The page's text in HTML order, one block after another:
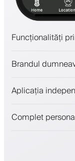
Funcționalități
Plăți,
Implică
Brandul
Aplicația
Complet